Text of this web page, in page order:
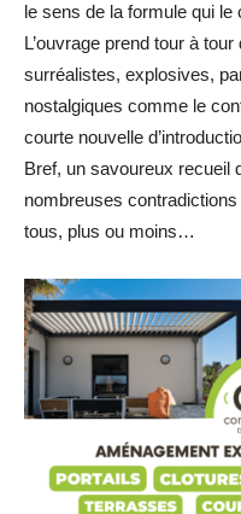
le sens de la formule qui le
L’ouvrage prend tour à
surréalistes, explosives,
nostalgiques comme le
courte nouvelle
Bref, un savoureux recueil
nombreuses
tous, plus ou moins…